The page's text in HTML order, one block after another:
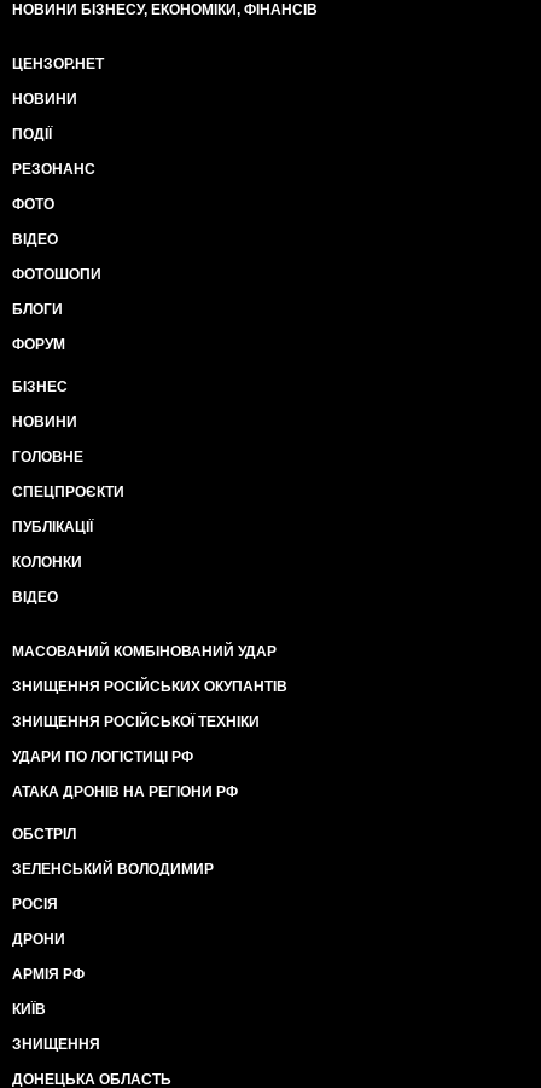
НОВИНИ БІЗНЕСУ, ЕКОНОМІКИ, ФІНАНСІВ
ЦЕНЗОР.НЕТ
НОВИНИ
ПОДІЇ
РЕЗОНАНС
ФОТО
ВІДЕО
ФОТОШОПИ
БЛОГИ
ФОРУМ
БІЗНЕС
НОВИНИ
ГОЛОВНЕ
СПЕЦПРОЄКТИ
ПУБЛІКАЦІЇ
КОЛОНКИ
ВІДЕО
МАСОВАНИЙ КОМБІНОВАНИЙ УДАР
ЗНИЩЕННЯ РОСІЙСЬКИХ ОКУПАНТІВ
ЗНИЩЕННЯ РОСІЙСЬКОЇ ТЕХНІКИ
УДАРИ ПО ЛОГІСТИЦІ РФ
АТАКА ДРОНІВ НА РЕГІОНИ РФ
ОБСТРІЛ
ЗЕЛЕНСЬКИЙ ВОЛОДИМИР
РОСІЯ
ДРОНИ
АРМІЯ РФ
КИЇВ
ЗНИЩЕННЯ
ДОНЕЦЬКА ОБЛАСТЬ